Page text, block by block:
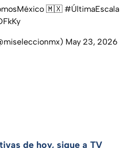
🇲🇽 #ÚltimaEscala
May 23, 2026
de hoy, sigue a TV